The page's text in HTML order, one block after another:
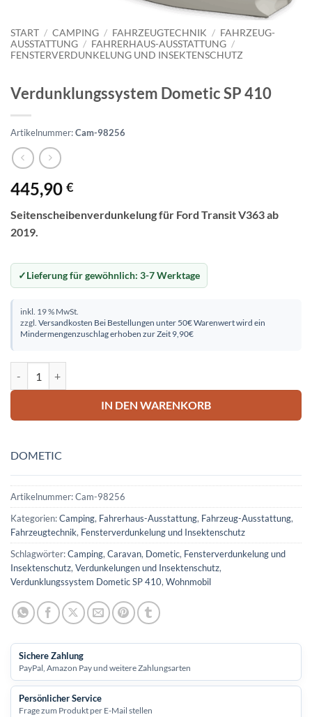
START / CAMPING / FAHRZEUGTECHNIK / FAHRZEUG-
AUSSTATTUNG / FAHRERHAUS-AUSSTATTUNG /
FENSTERVERDUNKELUNG UND INSEKTENSCHUTZ
Verdunklungssystem Dometic SP 410
Artikelnummer:Cam-98256
445,90 €
Seitenscheibenverdunkelung für Ford Transit V363 ab
2019.
Lieferung für gewöhnlich: 3-7 Werktage
inkl. 19 % MwSt.
zzgl. Versandkosten Bei Bestellungen unter 50€ Warenwert wird ein
Mindermengenzuschlag erhoben zur Zeit 9,90€
IN DEN WARENKORB
DOMETIC
Artikelnummer:Cam-98256
Kategorien:Camping, Fahrerhaus-Ausstattung, Fahrzeug-Ausstattung,
Fahrzeugtechnik, Fensterverdunkelung und Insektenschutz
Schlagwörter:Camping, Caravan, Dometic, Fensterverdunkelung und
Insektenschutz, Verdunkelungen und Insektenschutz,
Verdunklungssystem Dometic SP 410, Wohnmobil
Sichere Zahlung
PayPal, Amazon Pay und weitere Zahlungsarten
Persönlicher Service
Frage zum Produkt per E-Mail stellen